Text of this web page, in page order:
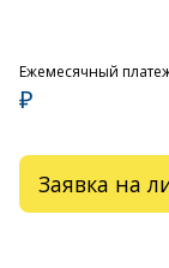
Ежемесячный
₽
Заявка на